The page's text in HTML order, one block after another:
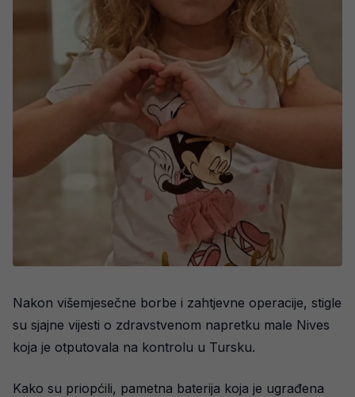
Nakon višemjesečne borbe i zahtjevne operacije, stigle
su sjajne vijesti o zdravstvenom napretku male Nives
koja je otputovala na kontrolu u Tursku.
Kako su priopćili, pametna baterija koja je ugrađena